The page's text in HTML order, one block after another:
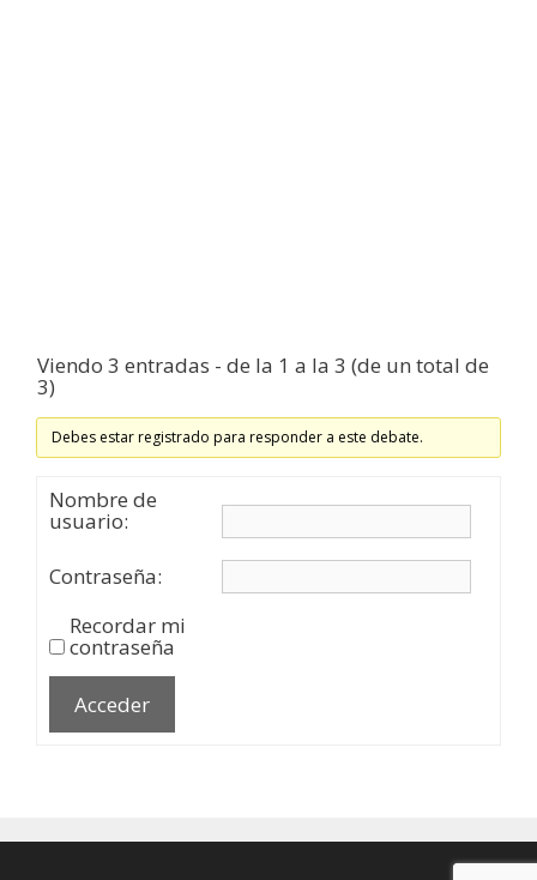
Viendo 3 entradas - de la 1 a la 3 (de un total de
3)
Debes estar registrado para responder a este debate.
Nombre de
usuario:
Contraseña:
Recordar mi
contraseña
Acceder